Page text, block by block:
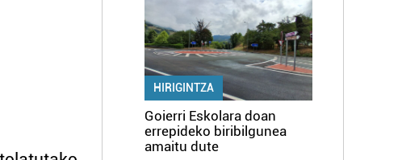
HIRIGINTZA
Goierri Eskolara doan
errepideko biribilgunea
amaitu dute